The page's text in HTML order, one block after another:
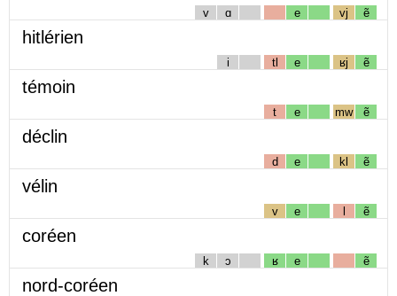
v ɑ e vj ẽ
hitlérien
i tl e ʁj ẽ
témoin
t e mw ẽ
déclin
d e kl ẽ
vélin
v e l ẽ
coréen
k ɔ ʁ e ẽ
nord-coréen